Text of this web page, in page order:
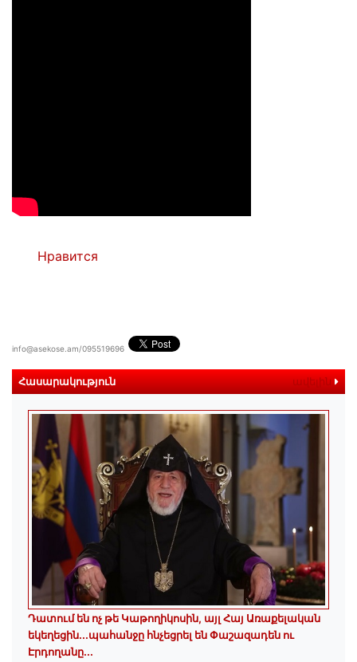
Нравится
info@asekose.am/095519696
Հասարակություն ավելին
Դատում են ոչ թե Կաթողիկոսին, այլ Հայ Առաքելական
եկեղեցին․․․պահանջը հնչեցրել են Փաշազադեն ու
Էրդողանը․․․